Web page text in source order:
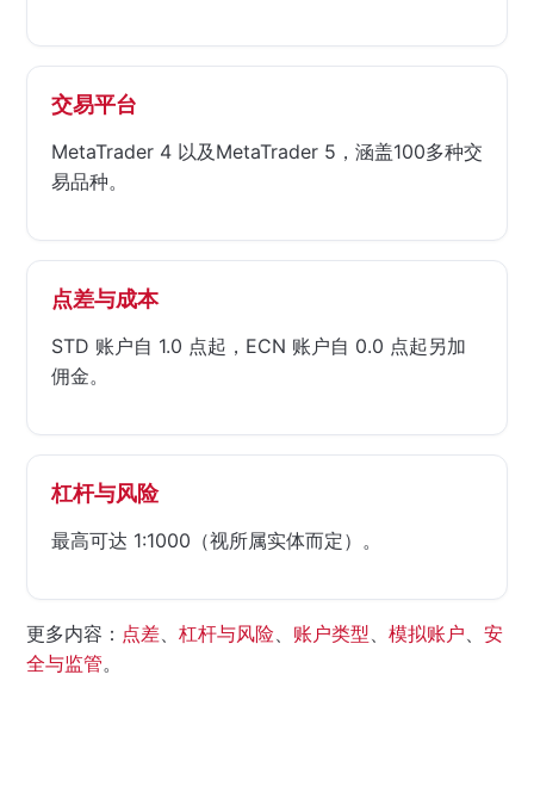
交易平台
MetaTrader 4 以及MetaTrader 5，涵盖100多种交
易品种。
点差与成本
STD 账户自 1.0 点起，ECN 账户自 0.0 点起另加
佣金。
杠杆与风险
最高可达 1:1000（视所属实体而定）。
更多内容： 点差 杠杆与风险 账户类型 模拟账户
安
全与监管。